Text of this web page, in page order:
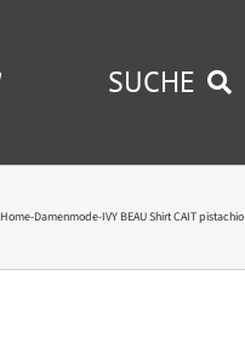
SUCHE
Home-Damenmode-IVY BEAU Shirt CAIT pistachio